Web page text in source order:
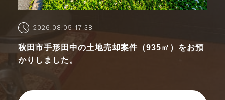
2026.08.05 17:38
秋田市手形田中の土地売却案件（935㎡）をお預
かりしました。